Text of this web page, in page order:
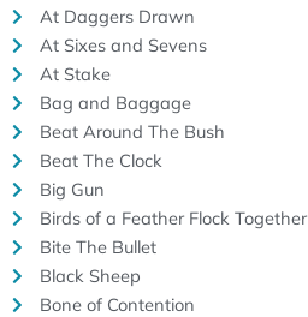
At Daggers Drawn
At Sixes and Sevens
At Stake
Bag and Baggage
Beat Around The Bush
Beat The Clock
Big Gun
Birds of a Feather Flock Together
Bite The Bullet
Black Sheep
Bone of Contention